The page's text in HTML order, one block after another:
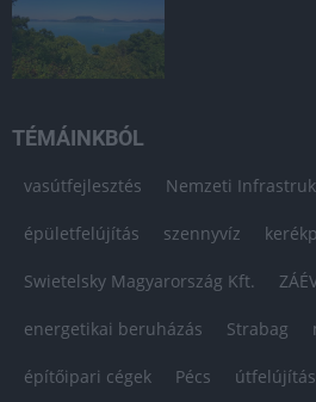
TÉMÁINKBÓL
vasútfejlesztés Nemzeti
épületfelújítás szennyvíz
Swietelsky Magyarország Kft.
energetikai beruházás Strabag
építőipari cégek Pécs útfelújítás